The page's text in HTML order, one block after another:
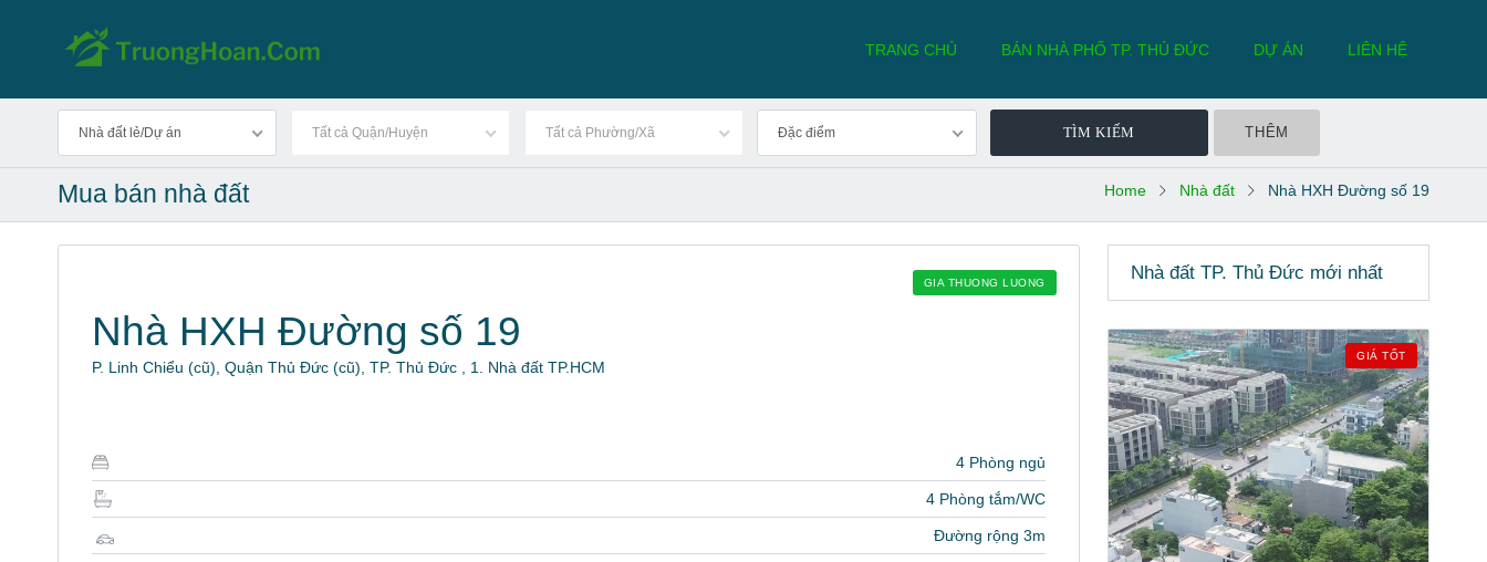
TRANG CHỦ BÁN NHÀ PHỐ TP. THỦ ĐỨC DỰ ÁN LIÊN HỆ
Nhà đất lẻ/Dự án Tất cả Quận/Huyện Tất cả Phường/Xã Đặc điểm THÊM
Mua bán nhà đất Home Nhà đất Nhà HXH Đường số 19
GIA THUONG LUONG
Nhà HXH Đường số 19
P. Linh Chiểu (cũ), Quận Thủ Đức (cũ), TP. Thủ Đức , 1. Nhà đất TP.HCM
4 Phòng ngủ
4 Phòng tắm/WC
Đường rộng 3m
Nhà đất TP. Thủ Đức mới nhất
GIÁ TỐT